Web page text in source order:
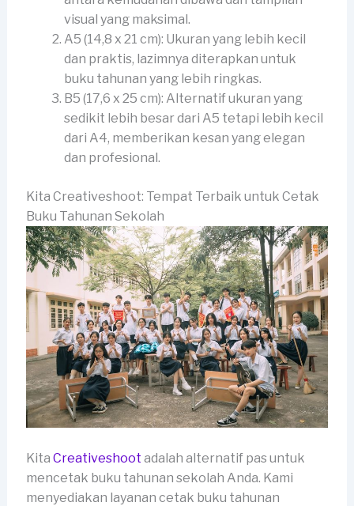
visual yang maksimal.
A5 (14,8 x 21 cm): Ukuran yang lebih kecil
dan praktis, lazimnya diterapkan untuk
buku tahunan yang lebih ringkas.
B5 (17,6 x 25 cm): Alternatif ukuran yang
sedikit lebih besar dari A5 tetapi lebih kecil
dari A4, memberikan kesan yang elegan
dan profesional.
Kita Creativeshoot: Tempat Terbaik untuk Cetak
Buku Tahunan Sekolah
Kita Creativeshoot adalah alternatif pas untuk
mencetak buku tahunan sekolah Anda. Kami
menyediakan layanan cetak buku tahunan